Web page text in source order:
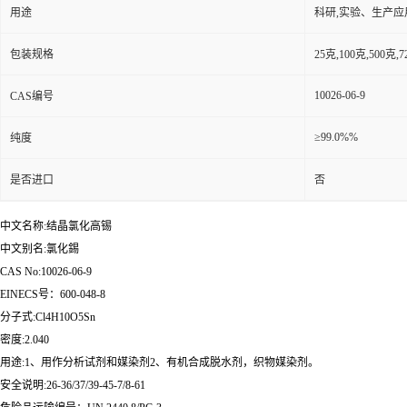
用途 科研,实验、生产应
包装规格 25克,100克,500克
CAS编号 10026-06-9
纯度 ≥99.0%%
是否进口 否
中文名称:结晶氯化高锡
中文别名:氯化錫
CAS No:10026-06-9
EINECS号：600-048-8
分子式:Cl4H10O5Sn
密度:2.040
用途:1、用作分析试剂和媒染剂2、有机合成脱水剂，织物媒染剂。
安全说明:26-36/37/39-45-7/8-61